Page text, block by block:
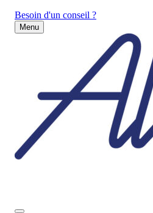
Besoin d'un conseil ?
Menu